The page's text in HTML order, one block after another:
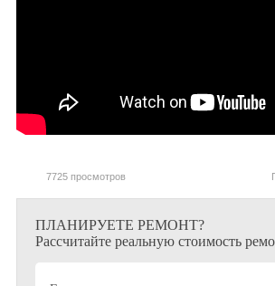
7725 просмотров
ПЛАНИРУЕТЕ РЕМОНТ?
Рассчитайте реальную стоимость